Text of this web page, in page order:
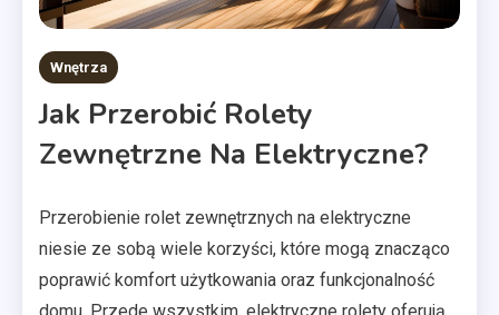
Wnętrza
Jak Przerobić Rolety
Zewnętrzne Na Elektryczne?
Przerobienie rolet zewnętrznych na elektryczne
niesie ze sobą wiele korzyści, które mogą znacząco
poprawić komfort użytkowania oraz funkcjonalność